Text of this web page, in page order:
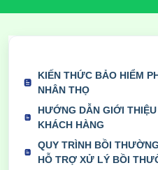
KIẾN THỨC BẢO HIỂM
NHÂN THỌ
HƯỚNG DẪN GIỚI THIỆU
KHÁCH HÀNG
QUY TRÌNH BỒI
HỖ TRỢ XỬ LÝ BỒI